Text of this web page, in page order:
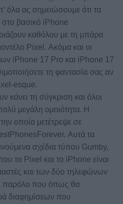
όλα ας σημειώσουμε ότι τα
βασικό iPhone
καθόλου με τη μπάρα
Pixel. Ακόμα και οι
iPhone 17 Pro και iPhone 17
τη φαντασία σας αν
esque.
κάνει τη σύγκριση και όλοι
μεγάλη ομοιότητα. Η
οποία μετέτρεψε σε
Αυτά τα
σχέδια τύπου Gumby,
το Pixel και το iPhone είναι
και των δύο τηλεφώνων
παρόλο που όπως θα
διαφημίσεων που